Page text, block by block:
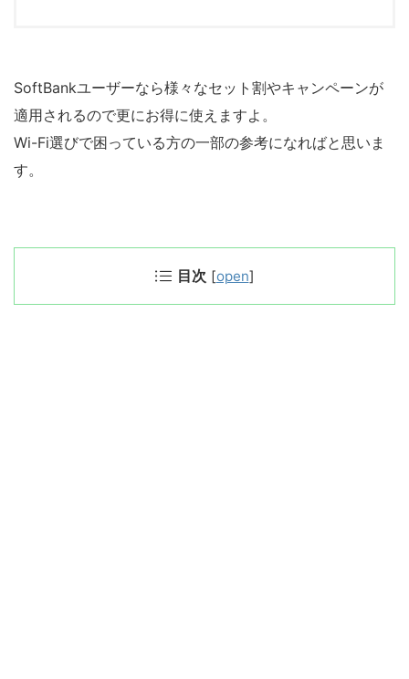
SoftBankユーザーなら様々なセット割やキャンペーンが
適用されるので更にお得に使えますよ。
Wi-Fi選びで困っている方の一部の参考になればと思いま
す。
目次 [open]